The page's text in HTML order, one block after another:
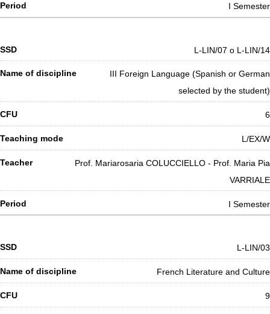
I Semester
L-LIN/07 o L-LIN/14
III Foreign Language (Spanish or German
selected by the student)
6
L/EX/W
Prof. Mariarosaria COLUCCIELLO - Prof. Maria Pia
VARRIALE
I Semester
L-LIN/03
French Literature and Culture
9